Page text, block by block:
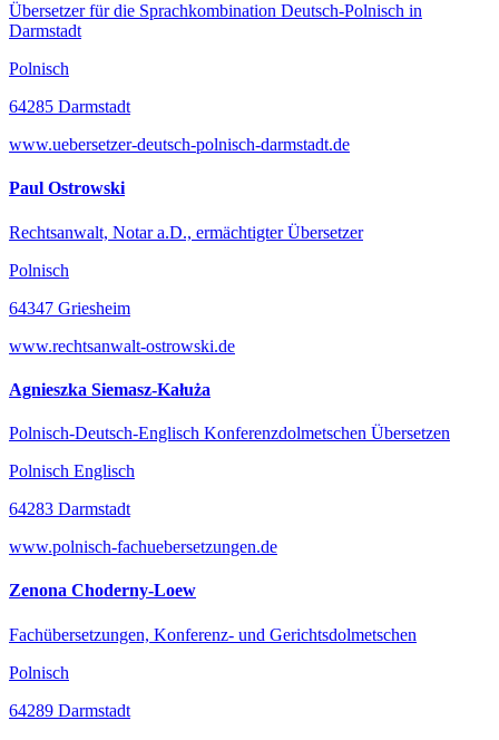
Übersetzer für die Sprachkombination Deutsch-Polnisch in
Darmstadt
Polnisch
64285 Darmstadt
www.uebersetzer-deutsch-polnisch-darmstadt.de
Paul Ostrowski
Rechtsanwalt, Notar a.D., ermächtigter Übersetzer
Polnisch
64347 Griesheim
www.rechtsanwalt-ostrowski.de
Agnieszka Siemasz-Kałuża
Polnisch-Deutsch-Englisch Konferenzdolmetschen Übersetzen
Polnisch Englisch
64283 Darmstadt
www.polnisch-fachuebersetzungen.de
Zenona Choderny-Loew
Fachübersetzungen, Konferenz- und Gerichtsdolmetschen
Polnisch
64289 Darmstadt